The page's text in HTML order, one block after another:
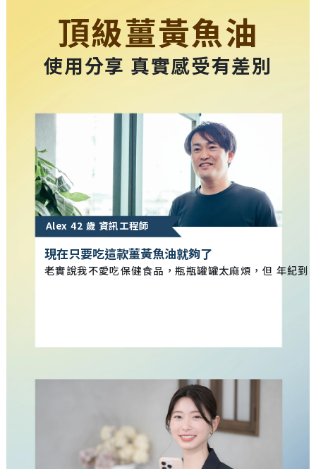
頂級薑黃魚油
使用分享 真實感受有差別
Alex 42 歲 資訊工程師
現在只要吃這款薑黃魚油就夠了
老實說我不愛吃保健食品，瓶瓶罐罐太麻煩，但 年紀